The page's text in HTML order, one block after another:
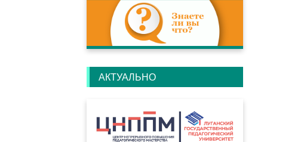
АКТУАЛЬНО